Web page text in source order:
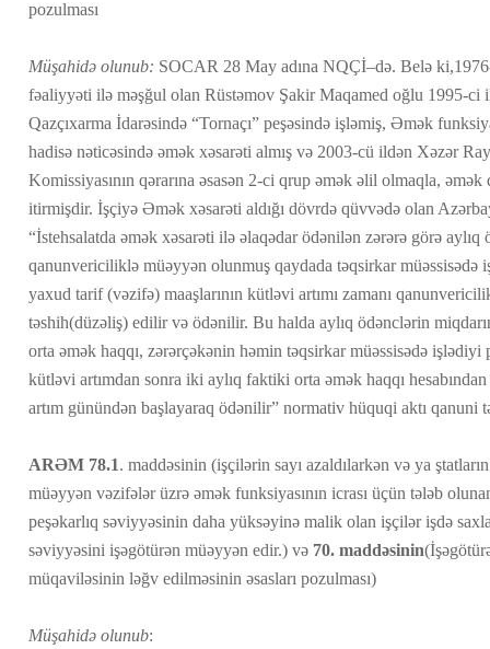
pozulması
Müşahidə olunub: SOCAR 28 May adına NQÇİ–də. Belə
fəaliyyəti ilə məşğul olan Rüstəmov Şakir Maqamed oğlu 1995-ci
Qazçıxarma İdarəsində “Tornaçı” peşəsində işləmiş, Əmək
hadisə nəticəsində əmək xəsarəti almış və 2003-cü ildən Xəzər
Komissiyasının qərarına əsasən 2-ci qrup əmək əlil olmaqla,
itirmişdir. İşçiyə Əmək xəsarəti aldığı dövrdə qüvvədə olan
“İstehsalatda əmək xəsarəti ilə əlaqədar ödənilən zərərə görə aylıq
qanunvericiliklə müəyyən olunmuş qaydada təqsirkar müəssisədə
yaxud tarif (vəzifə) maaşlarının kütləvi artımı zamanı
təshih(düzəliş) edilir və ödənilir. Bu halda aylıq ödənclərin
orta əmək haqqı, zərərçəkənin həmin təqsirkar müəssisədə işlədiyi
kütləvi artımdan sonra iki aylıq faktiki orta əmək haqqı
artım günündən başlayaraq ödənilir” normativ hüquqi aktı qanuni
ARƏM 78.1. maddəsinin (işçilərin sayı azaldılarkən və ya
müəyyən vəzifələr üzrə əmək funksiyasının icrası üçün tələb
peşəkarlıq səviyyəsinin daha yüksəyinə malik olan işçilər işdə
səviyyəsini işəgötürən müəyyən edir.) və 70. maddəsinin
müqaviləsinin ləğv edilməsinin əsasları pozulması)
Müşahidə olunub: